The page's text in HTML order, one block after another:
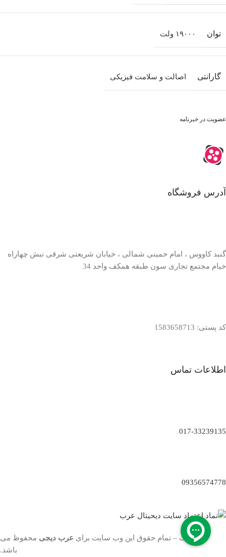
توان ۱۹۰۰۰ ولت
گارانتی اصالت و سلامت فیزیکی
عضویت در خبرنامه
آدرس فروشگاه
گنبد کاووس ، امام خمینی شمالی ، خیابان شریعتی شرقی نبش چهاراه
خیام مجتمع تجاری سون طبقه همکف واحد 34
کد پستی: 1583658713
اطلاعات تماس
017-33239135
09356574778
کپی رایت – تمام حقوق این وب سایت برای عرب دیجی محفوظ می
باشد.